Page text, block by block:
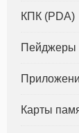
КПК (PDA)
Пейджеры
Карты